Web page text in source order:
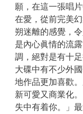
願，在這一張唱
在愛，從前完美
朔迷離的感覺，
是內心眞情的流
調，絕對是有十足
大碟中有不少外
地作品更加喜歡
新可愛又商業化
失中有着你。」